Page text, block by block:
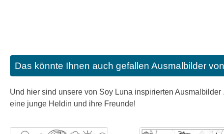
Das könnte Ihnen auch gefallen Ausmalbilder
Und hier sind unsere von Soy Luna inspirierten
eine junge Heldin und ihre Freunde!